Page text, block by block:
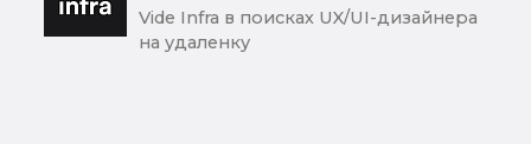
Vide Infra в поисках UX/UI-дизайнера
на удаленку